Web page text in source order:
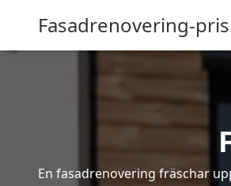
Fasadrenovering-
En fasadrenovering fräschar